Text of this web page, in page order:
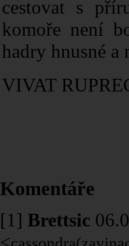
cestovat s
komoře není
hadry hnusné a
VIVAT
Komentáře
[1] Brettsic